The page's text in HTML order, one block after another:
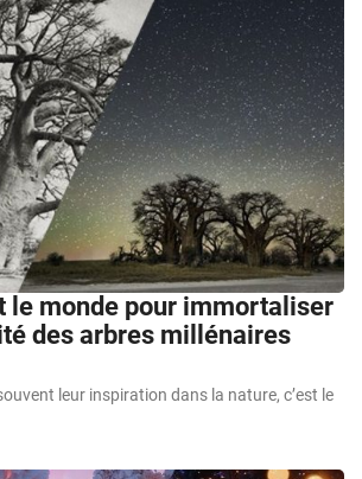
le monde pour immortaliser
des arbres millénaires
leur inspiration dans la nature, c’est le